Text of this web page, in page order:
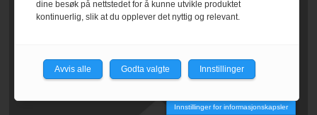
Innstillinger for informasjonskapsler
dine besøk på nettstedet for å kunne utvikle produktet
kontinuerlig, slik at du opplever det nyttig og relevant.
Avvis alle Godta valgte Innstillinger